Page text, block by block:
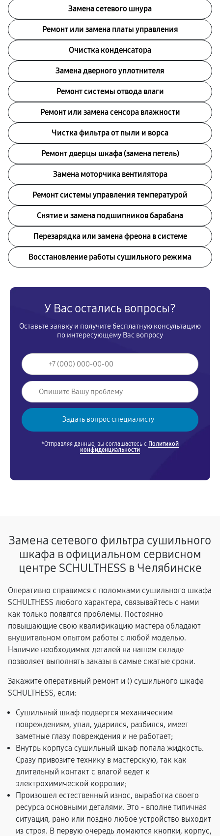
Замена сетевого шнура
Ремонт или замена платы управления
Очистка конденсатора
Заменa дверного уплотнителя
Ремонт системы отводa влаги
Ремонт или замена сенсора влажности
Чистка фильтра от пыли и ворса
Ремонт дверцы шкафа (замена петель)
Замена моторчика вентилятора
Ремонт системы управления температурой
Снятие и замена подшипников барабана
Перезарядка или замена фреона в системе
Восстановление работы сушильного режима
У Вас остались вопросы?
Оставьте заявку и получите бесплатную консультацию
по интересующему Вас вопросу
*Отправляя данные, вы соглашаетесь с Политикой
конфиденциальности
Замена сетевого фильтра сушильного
шкафа в официальном сервисном
центре SCHULTHESS в Челябинске
Оперативно справимся с поломками сушильного шкафа
SCHULTHESS любого характера, связывайтесь с нами
как только появятся проблемы. Постоянно
повышающие свою квалификацию мастера обладают
внушительном опытом работы с любой моделью.
Наличие необходимых деталей на нашем складе
позволяет выполнять заказы в самые сжатые сроки.
Закажите оперативный ремонт и () сушильного шкафа
SCHULTHESS, если:
Сушильный шкаф подвергся механическим
повреждениям, упал, ударился, разбился, имеет
заметные глазу повреждения и не работает;
Внутрь корпуса сушильный шкаф попала жидкость.
Сразу привозите технику в мастерскую, так как
длительный контакт с влагой ведет к
электрохимической коррозии;
Произошел естественный износ, выработка своего
ресурса основными деталями. Это - вполне типичная
ситуация, рано или поздно любое устройство выходит
из строя. В первую очередь ломаются кнопки, корпус,